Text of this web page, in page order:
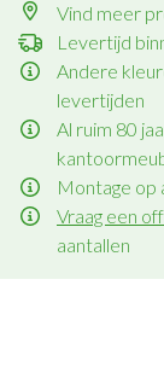
Vind meer
Levertijd
Andere
levertijden
Al ruim 80
Montage op
Vraag een
aantallen